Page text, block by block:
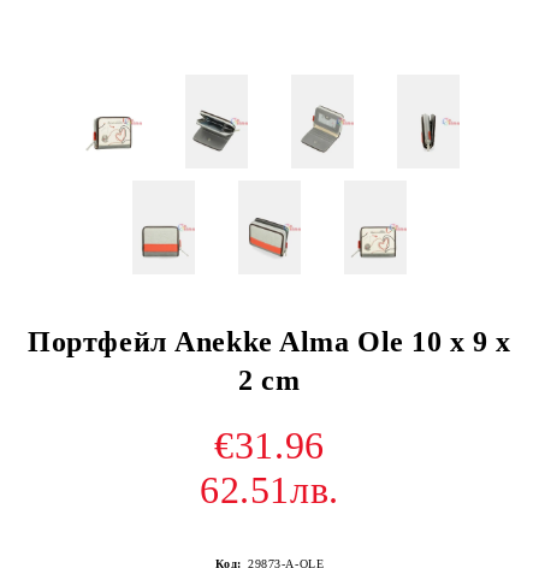
Портфейл Anekke Alma Ole 10 x 9 x
2 cm
€31.96
62.51лв.
Код: 29873-А-OLE